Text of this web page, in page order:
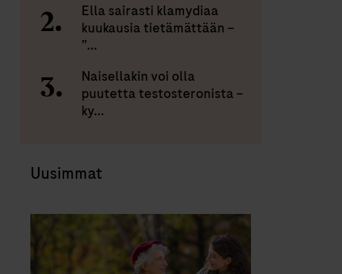
Ella sairasti klamydiaa
kuukausia tietämättään –
”...
Naisellakin voi olla
puutetta testosteronista –
ky...
Uusimmat